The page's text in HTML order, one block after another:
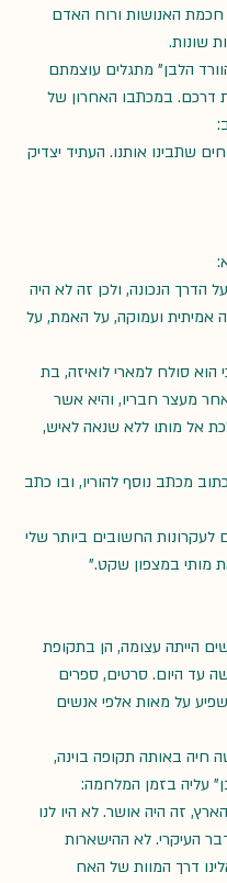
חכמת האנושות ורוח האדם
שונות.
הלבן" מתגלים עוצמתם
דרכם. במכתבו האחרון של
שתבינו אותנו. העתיד יצדיק
הדרך הנכונה, ולכן זה לא היה
אמיתית ועמוקה, על האמת, על
הוא סולח למארי לואיזה, בת
מעצר חבריו, והיא אשר
אל מותו ללא שנאה לאיש,
מכתב נוסף להוריו, ובו כתב
לעקרונות החשובים ביותר שלי
מותי במצפון שקט."
הייתה עצומה, הן בתקופת
עד היום. סרטים, ספרים
על מאות אלפי אנשים
חיה באותה תקופה בוינה,
עליה בזמן המלחמה:
זה היה אושר. לא היו לנו
העיקרי. לא ההישארות
דרך המוות של האח